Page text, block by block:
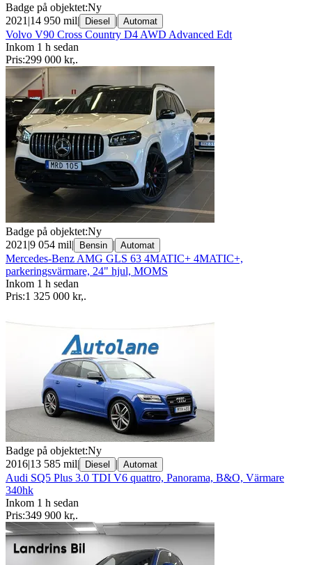
Badge på objektet:Ny
2021 |14 950 mil| Diesel | Automat
Volvo V90 Cross Country D4 AWD Advanced Edt
Inkom 1 h sedan
Pris:299 000 kr,.
Badge på objektet:Ny
2021 |9 054 mil| Bensin | Automat
Mercedes-Benz AMG GLS 63 4MATIC+ 4MATIC+,
parkeringsvärmare, 24" hjul, MOMS
Inkom 1 h sedan
Pris:1 325 000 kr,.
Badge på objektet:Ny
2016|13 585 mil| Diesel | Automat
Audi SQ5 Plus 3.0 TDI V6 quattro, Panorama, B&O, Värmare
340hk
Inkom 1 h sedan
Pris:349 900 kr,.